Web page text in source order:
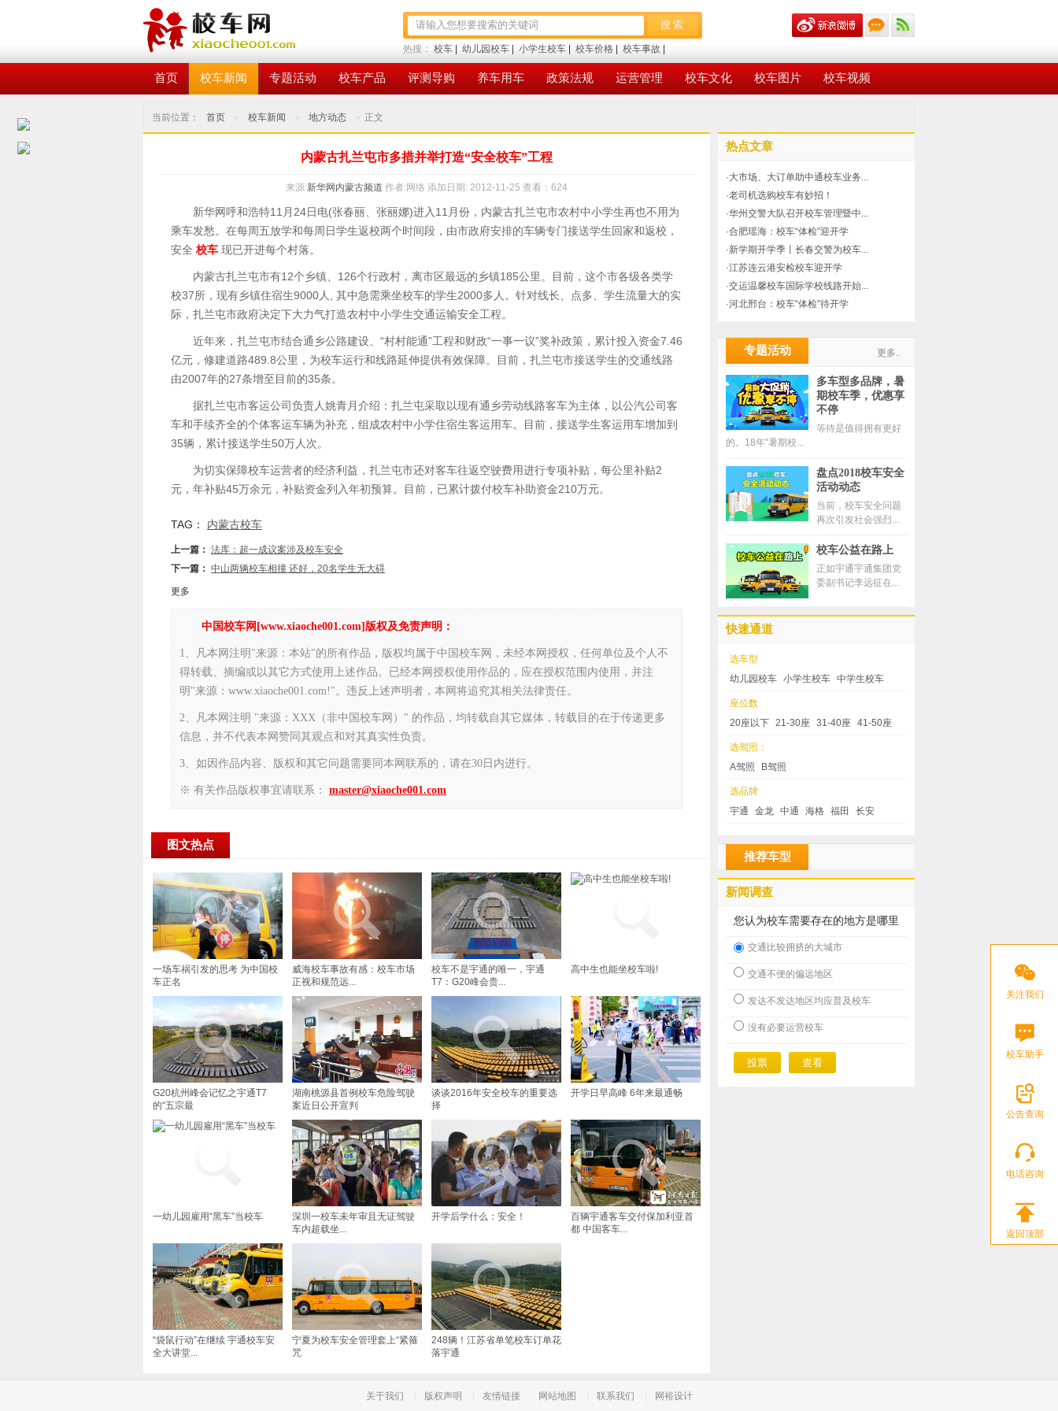
热搜： 校车 幼儿园校车 小学生校车 校车价格 校车事故
校车安全
| 校车标准 | 校车事件 美国校车 |
首页 校车新闻 专题活动 校车产品 评测导购 养车用车 政策法规 运营管理 校车文化 校车图片 校车视频
当前位置： 首页 > 校车新闻 > 地方动态 > 正文
内蒙古扎兰屯市多措并举打造“安全校车”工程
来源:新华网内蒙古频道 作者:网络 添加日期: 2012-11-25 查看： 624
新华网呼和浩特11月24日电(张春丽、张丽娜)进入11月份，内蒙古扎兰屯市农村中小学生再也不用为
乘车发愁。在每周五放学和每周日学生返校两个时间段，由市政府安排的车辆专门接送学生回家和返校，
安全 校车 现已开进每个村落。
内蒙古扎兰屯市有12个乡镇、126个行政村，离市区最远的乡镇185公里。目前，这个市各级各类学
校37所，现有乡镇住宿生9000人, 其中急需乘坐校车的学生2000多人。针对线长、点多、学生流量大的实
际，扎兰屯市政府决定下大力气打造农村中小学生交通运输安全工程。
近年来，扎兰屯市结合通乡公路建设、“村村能通”工程和财政“一事一议”奖补政策，累计投入资金7.46
亿元，修建道路489.8公里，为校车运行和线路延伸提供有效保障。目前，扎兰屯市接送学生的交通线路
由2007年的27条增至目前的35条。
据扎兰屯市客运公司负责人姚青月介绍：扎兰屯采取以现有通乡劳动线路客车为主体，以公汽公司客
车和手续齐全的个体客运车辆为补充，组成农村中小学住宿生客运用车。目前，接送学生客运用车增加到
35辆，累计接送学生50万人次。
为切实保障校车运营者的经济利益，扎兰屯市还对客车往返空驶费用进行专项补贴，每公里补贴2
元，年补贴45万余元，补贴资金列入年初预算。目前，已累计拨付校车补助资金210万元。
TAG： 内蒙古校车
上一篇： 法库：超一成议案涉及校车安全
下一篇： 中山两辆校车相撞 还好，20名学生无大碍
更多
中国校车网[www.xiaoche001.com]版权及免责声明：
1、凡本网注明"来源：本站"的所有作品，版权均属于中国校车网，未经本网授权，任何单位及个人不
得转载、摘编或以其它方式使用上述作品。已经本网授权使用作品的，应在授权范围内使用，并注
明"来源：www.xiaoche001.com!"。违反上述声明者，本网将追究其相关法律责任。
2、凡本网注明 "来源：XXX（非中国校车网）" 的作品，均转载自其它媒体，转载目的在于传递更多
信息，并不代表本网赞同其观点和对其真实性负责。
3、如因作品内容、版权和其它问题需要同本网联系的，请在30日内进行。
※ 有关作品版权事宜请联系： master@xiaoche001.com
图文热点
一场车祸引发的思考 为中国校
车正名
威海校车事故有感：校车市场
正视和规范远...
校车不是宇通的唯一，宇通
T7：G20峰会贵...
高中生也能坐校车啦!
G20杭州峰会记忆之宇通T7
的“五宗最
湖南桃源县首例校车危险驾驶
案近日公开宣判
谈谈2016年安全校车的重要选
择
开学日早高峰 6年来最通畅
一幼儿园雇用“黑车”当校车
深圳一校车未年审且无证驾驶
车内超载坐...
开学后学什么：安全！
百辆宇通客车交付保加利亚首
都 中国客车...
“袋鼠行动”在继续 宇通校车安
全大讲堂...
宁夏为校车安全管理套上“紧箍
咒
248辆！江苏省单笔校车订单花
落宇通
热点文章
·大市场、大订单助中通校车业务...
·老司机选购校车有妙招！
·华州交警大队召开校车管理暨中...
·合肥瑶海：校车“体检”迎开学
·新学期开学季丨长春交警为校车...
·江苏连云港安检校车迎开学
·交运温馨校车国际学校线路开始...
·河北邢台：校车“体检”待开学
专题活动 更多..
多车型多品牌，暑
期校车季，优惠享
不停
等待是值得拥有更好
的。18年"暑期校...
盘点2018校车安全
活动动态
当前，校车安全问题
再次引发社会强烈...
校车公益在路上
正如宇通宇通集团党
委副书记李远征在...
快速通道
选车型
幼儿园校车 小学生校车 中学生校车
座位数
20座以下 21-30座 31-40座 41-50座
选驾照：
A驾照
B驾照
选品牌
宇通
金龙 中通 海格 福田 长安
推荐车型
新闻调查
您认为校车需要存在的地方是哪里
交通比较拥挤的大城市
交通不便的偏远地区
发达不发达地区均应普及校车
没有必要运营校车
关于我们 版权声明 友情链接 网站地图 联系我们 网裕设计
关注我们
校车助手
公告查询
电话咨询
返回顶部